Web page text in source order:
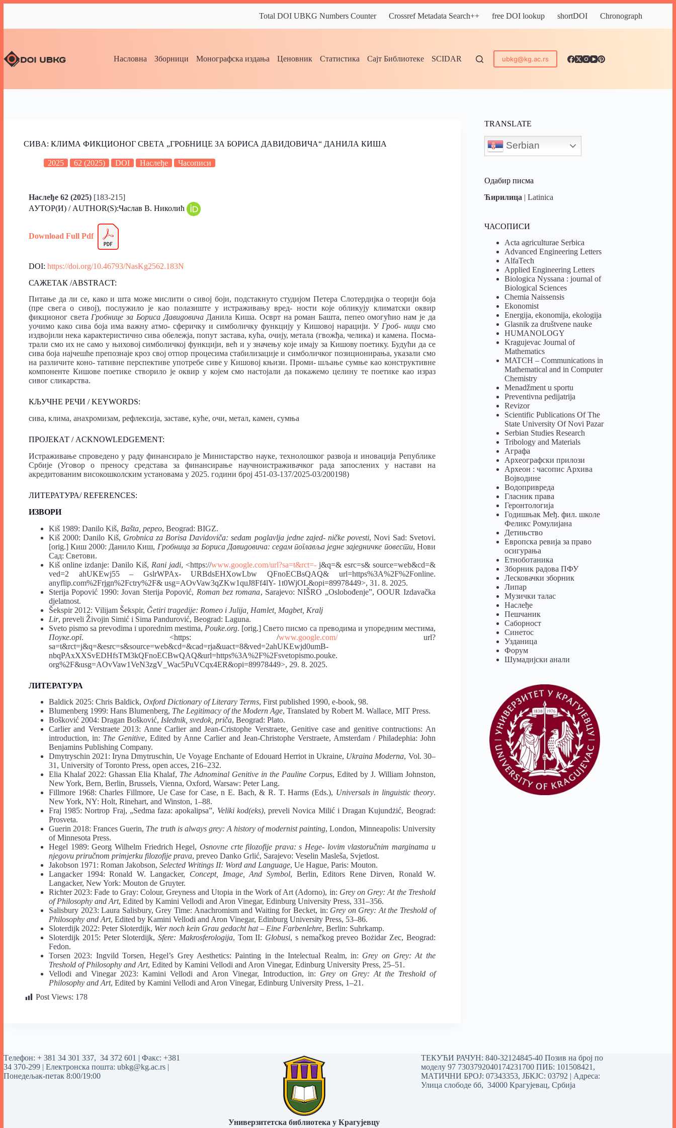
Total DOI UBKG Numbers Counter Crossref Metadata Search++ free DOI lookup shortDOI Chronograph
Насловна Зборници Монографска издања Ценовник Статистика Сајт Библиотеке SCIDAR ubkg@kg.ac.rs
СИВA: КЛИМА ФИКЦИОНОГ СВЕТА „ГРОБНИЦЕ ЗА БОРИСА ДАВИДОВИЧА“ ДАНИЛА КИША
2025 62 (2025) DOI Наслеђе Часописи
Наслеђе 62 (2025) [183-215]
АУТОР(И) / AUTHOR(S):Часлав В. Николић
Download Full Pdf
DOI: https://doi.org/10.46793/NasKg2562.183N
САЖЕТАК /ABSTRACT:
Питање да ли се, како и шта може мислити о сивој боји, подстакнуто студијом Петера Слотердијка о теорији боја
(пре свега о сивој), послужило је као полазиште у истраживању вред- ности које обликују климатски оквир
фикционог света Гробнице за Бориса Давидовича Данила Киша. Осврт на роман Башта, пепео омогућио нам је да
уочимо како сива боја има важну атмо- сферичку и симболичку функцију у Кишовој нарацији. У Гроб- ници смо
издвојили нека карактеристично сива обележја, попут застава, кућа, очију, метала (гвожђа, челика) и камена. Посма-
трали смо их не само у њиховој симболичкој функцији, већ и у значењу које имају за Кишову поетику. Будући да се
сива боја најчешће препознаје кроз свој отпор процесима стабилизације и симболичког позиционирања, указали смо
на различите коно- тативне перспективе употребе сиве у Кишовој књизи. Проми- шљање сумње као конструктивне
компоненте Кишове поетике створило је оквир у којем смо настојали да покажемо целину те поетике као израз
сивог сликарства.
КЉУЧНЕ РЕЧИ / KEYWORDS:
сива, клима, анахромизам, рефлексија, заставе, куће, очи, метал, камен, сумња
ПРОЈЕКАТ / ACKNOWLEDGEMENT:
Истраживање спроведено у раду финансирало је Министарство науке, технолошког развоја и иновација Републике
Србије (Уговор о преносу средстава за финансирање научноистраживачког рада запослених у настави на
акредитованим високошколским установама у 2025. години број 451-03-137/2025-03/200198)
ЛИТЕРАТУРА/ REFERENCES:
ИЗВОРИ
Kiš 1989: Danilo Kiš, Bašta, pepeo, Beograd: BIGZ.
Kiš 2000: Danilo Kiš, Grobnica za Borisa Davidoviča: sedam poglavlja jedne zajed- ničke povesti, Novi Sad: Svetovi.
[orig.] Киш 2000: Данило Киш, Гробница за Бориса Давидовича: седам поглавља једне заједничке повести, Нови
Сад: Светови.
Kiš online izdanje: Danilo Kiš, Rani jadi, <https://www.google.com/url?sa=t&rct=-j&q=& esrc=s& source=web&cd=&
ved=2 ahUKEwj55 – GslrWPAx- URBdsEHXowLbw QFnoECBsQAQ& url=https%3A%2F%2Fonline.
anyflip.com%2Frjgn%2Fctry%2F& usg=AOvVaw3qZKw1quJ8Ff4lY- 1t0WjOL&opi=89978449>, 31. 8. 2025.
Sterija Popović 1990: Jovan Sterija Popović, Roman bez romana, Sarajevo: NIŠRO „Oslobođenje”, OOUR Izdavačka
djelatnost.
Šekspir 2012: Vilijam Šekspir, Ğetiri tragedije: Romeo i Julija, Hamlet, Magbet, Kralj
Lir, preveli Živojin Simić i Sima Pandurović, Beograd: Laguna.
Sveto pismo sa prevodima i uporednim mestima, Pouke.org. [orig.] Свето писмо са преводима и упоредним местима,
Поуке.орг. <https: /www.google.com/url?
sa=t&rct=j&q=&esrc=s&source=web&cd=&cad=rja&uact=8&ved=2ahUKEwjd0umB-
nbqPAxXXSvEDHfsTM3kQFnoECBwQAQ&url=https%3A%2F%2Fsvetopismo.pouke.
org%2F&usg=AOvVaw1VeN3zgV_Wac5PuVCqx4ER&opi=89978449>, 29. 8. 2025.
ЛИТЕРАТУРА
Baldick 2025: Chris Baldick, Oxford Dictionary of Literary Terms, First published 1990, e-book, 98.
Blumenberg 1999: Hans Blumenberg, The Legitimacy of the Modern Age, Translated by Robert M. Wallace, MIT Press.
Bošković 2004: Dragan Bošković, Islednik, svedok, priča, Beograd: Plato.
Carlier and Verstraete 2013: Anne Carlier and Jean-Cristophe Verstraete, Genitive case and genitive contructions: An
introduction, in: The Genitive, Edited by Anne Carlier and Jean-Christophe Verstraete, Amsterdam / Philadephia: John
Benjamins Publishing Company.
Dmytryschin 2021: Iryna Dmytruschin, Ue Voyage Enchante of Edouard Herriot in Ukraine, Ukraina Moderna, Vol. 30–
31, University of Toronto Press, open acces, 216–232.
Elia Khalaf 2022: Ghassan Elia Khalaf, The Adnominal Genitive in the Pauline Corpus, Edited by J. William Johnston,
New York, Bern, Berlin, Brussels, Vienna, Oxford, Warsaw: Peter Lang.
Fillmore 1968: Charles Fillmore, Ue Case for Case, n E. Bach, & R. T. Harms (Eds.), Universals in linguistic theory.
New York, NY: Holt, Rinehart, and Winston, 1–88.
Fraj 1985: Nortrop Fraj, „Sedma faza: apokalipsa”, Veliki kod(eks), preveli Novica Milić i Dragan Kujundżić, Beograd:
Prosveta.
Guerin 2018: Frances Guerin, The truth is always grey: A history of modernist painting, London, Minneapolis: University
of Minnesota Press.
Hegel 1989: Georg Wilhelm Friedrich Hegel, Osnovne crte filozofije prava: s Hege- lovim vlastoručnim marginama u
njegovu priručnom primjerku filozofije prava, preveo Danko Grlić, Sarajevo: Veselin Masleša, Svjetlost.
Jakobson 1971: Roman Jakobson, Selected Writings II: Word and Language, Ue Hague, Paris: Mouton.
Langacker 1994: Ronald W. Langacker, Concept, Image, And Symbol, Berlin, Editors Rene Dirven, Ronald W.
Langacker, New York: Mouton de Gruyter.
Richter 2023: Fade to Gray: Colour, Greyness and Utopia in the Work of Art (Adorno), in: Grey on Grey: At the Treshold
of Philosophy and Art, Edited by Kamini Vellodi and Aron Vinegar, Edinburg University Press, 331–356.
Salisbury 2023: Laura Salisbury, Grey Time: Anachromism and Waiting for Becket, in: Grey on Grey: At the Treshold of
Philosophy and Art, Edited by Kamini Vellodi and Aron Vinegar, Edinburg University Press, 53–86.
Sloterdijk 2022: Peter Sloterdijk, Wer noch kein Grau gedacht hat – Eine Farbenlehre, Berlin: Suhrkamp.
Sloterdijk 2015: Peter Sloterdijk,Sfere: Makrosferologija, Tom II: Globusi, s nemačkog preveo Bożidar Zec, Beograd:
Fedon.
Torsen 2023: Ingvild Torsen, Hegel’s Grey Aesthetics: Painting in the Intelectual Realm, in: Grey on Grey: At the
Treshold of Philosophy and Art, Edited by Kamini Vellodi and Aron Vinegar, Edinburg University Press, 25–51.
Vellodi and Vinegar 2023: Kamini Vellodi and Aron Vinegar, Introduction, in: Grey on Grey: At the Treshold of
Philosophy and Art, Edited by Kamini Vellodi and Aron Vinegar, Edinburg University Press, 1–21.
Post Views: 178
TRANSLATE
Serbian
Одабир писма
Ћирилица |Latinica
ЧАСОПИСИ
Acta agriculturae Serbica
Advanced Engineering Letters
AlfaTech
Applied Engineering Letters
Biologica Nyssana : journal of
Biological Sciences
Chemia Naissensis
Ekonomist
Energija, ekonomija, ekologija
Glasnik za društvene nauke
HUMANOLOGY
Kragujevac Journal of
Mathematics
MATCH – Communications in
Mathematical and in Computer
Chemistry
Menadžment u sportu
Preventivna pedijatrija
Revizor
Scientific Publications Of The
State University Of Novi Pazar
Serbian Studies Research
Tribology and Materials
Аграфа
Археографски прилози
Археон : часопис Архива
Војводине
Водопривреда
Гласник права
Геронтологија
Годишњак Међ. фил. школе
Феликс Ромулијана
Детињство
Европска ревија за право
осигурања
Eтноботаника
Зборник радова ПФУ
Лесковачки зборник
Липар
Музички талас
Наслеђе
Пешчаник
Саборност
Синетос
Узданица
Форум
Шумадијски анали
Tелефон: + 381 34 301 337, 34 372 601 | Факс: +381
34 370-299 | Електронска пошта: ubkg@kg.ac.rs |
Понедељак-петак 8:00/19:00
Универзитетска библиотека у Крагујевцу
ТЕКУЋИ РАЧУН: 840-32124845-40 Позив на број по
моделу 97 7303792040174231700ПИБ: 101508421,
МАТИЧНИ БРОЈ: 07343353, ЈБКЈС: 03792 | Aдреса:
Улица слободе бб, 34000 Крагујевац, Србија